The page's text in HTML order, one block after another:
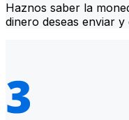
Haznos saber la
dinero deseas enviar y